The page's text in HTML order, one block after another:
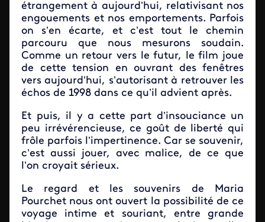
étrangement à aujourd’hui, relativisant nos
engouements et nos emportements. Parfois
on s’en écarte, et c’est tout le chemin
parcouru que nous mesurons soudain.
Comme un retour vers le futur, le film joue
de cette tension en ouvrant des fenêtres
vers aujourd’hui, s’autorisant à retrouver les
échos de 1998 dans ce qu’il advient après.
Et puis, il y a cette part d’insouciance un
peu irrévérencieuse, ce goût de liberté qui
frôle parfois l’impertinence. Car se souvenir,
c’est aussi jouer, avec malice, de ce que
l’on croyait sérieux.
Le regard et les souvenirs de Maria
Pourchet nous ont ouvert la possibilité de ce
voyage intime et souriant, entre grande